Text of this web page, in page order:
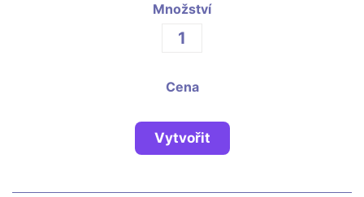
Rady a kontaktyMnožství
Cena
Vytvořit